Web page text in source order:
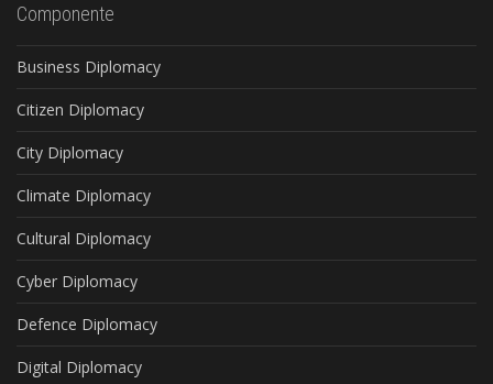
Componente
Business Diplomacy
Citizen Diplomacy
City Diplomacy
Climate Diplomacy
Cultural Diplomacy
Cyber Diplomacy
Defence Diplomacy
Digital Diplomacy